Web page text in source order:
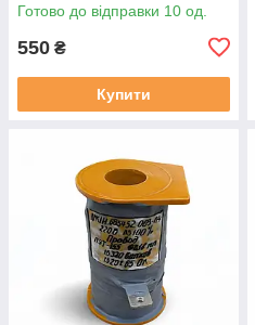
Готово до відправки 10 од.
550 ₴
Купити